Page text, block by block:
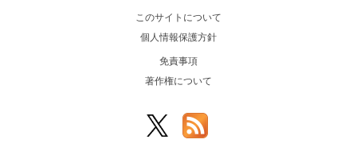
このサイトについて
個人情報保護方針
免責事項
著作権について